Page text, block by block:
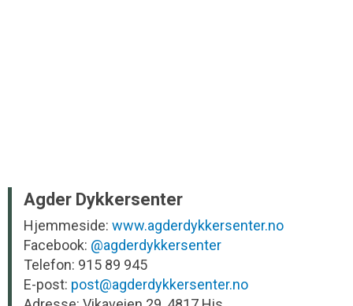
Agder Dykkersenter
Hjemmeside: www.agderdykkersenter.no
Facebook: @agderdykkersenter
Telefon: 915 89 945
E-post: post@agderdykkersenter.no